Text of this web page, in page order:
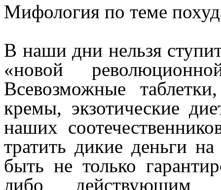
Мифология по теме
В наши дни нельзя
«новой
Всевозможные
кремы, экзотические
наших
тратить дикие деньги
быть не только
либо действующим